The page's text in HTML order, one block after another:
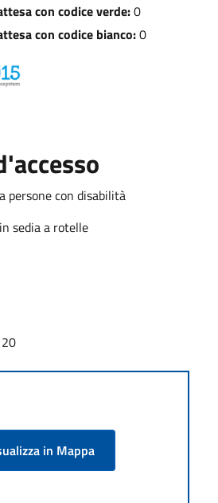
con codice verde:0
con codice bianco:0
persone con disabilità
sedia a rotelle
in Mappa